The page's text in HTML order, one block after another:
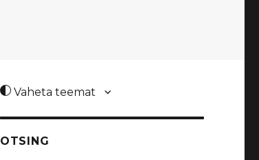
Vaheta teemat
OTSING